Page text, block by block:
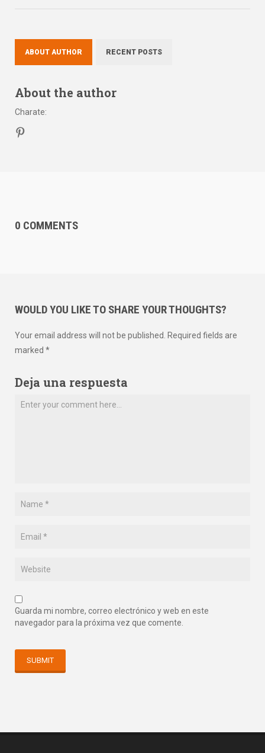
ABOUT AUTHOR RECENT POSTS
About the author
Charate:
0 COMMENTS
WOULD YOU LIKE TO SHARE YOUR THOUGHTS?
Your email address will not be published. Required fields are
marked *
Deja una respuesta
Guarda mi nombre, correo electrónico y web en este
navegador para la próxima vez que comente.